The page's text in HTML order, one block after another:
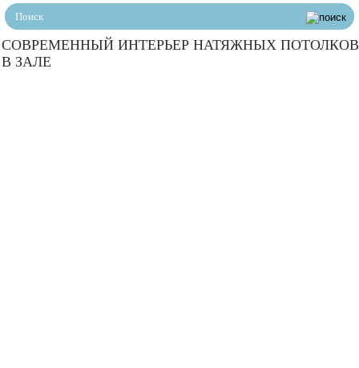
СОВРЕМЕННЫЙ ИНТЕРЬЕР НАТЯЖНЫХ ПОТОЛКОВ
В ЗАЛЕ